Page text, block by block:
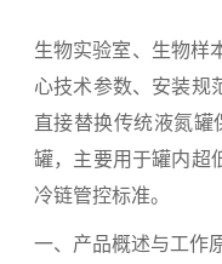
生物实验室、生物样
心技术参数、安装规
直接替换传统液氮
罐，主要用于罐内超
冷链管控标准。
一、产品概述与工作